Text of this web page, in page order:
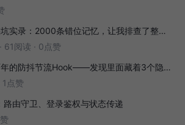
大模型长记忆评测踩坑实录：2000条错位记忆，让我排查了整整3小时
· 61阅读 · 0点赞
我重写了自己用了两年的防抖节流Hook——发现里面藏着3个隐藏bug
1点赞
由守卫、登录鉴权与状态传递